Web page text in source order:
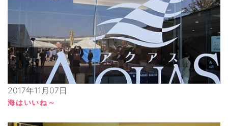
2017年11月07日
海はいいね～